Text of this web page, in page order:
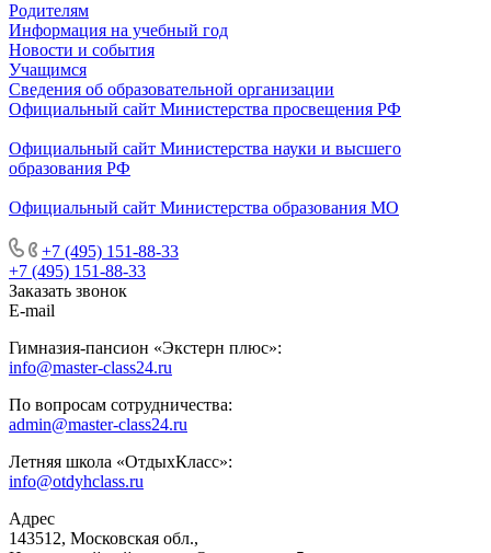
Родителям
Информация на учебный год
Новости и события
Учащимся
Сведения об образовательной организации
Официальный сайт Министерства просвещения РФ
Официальный сайт Министерства науки и высшего
образования РФ
Официальный сайт Министерства образования МО
+7 (495) 151-88-33
+7 (495) 151-88-33
Заказать звонок
E-mail
Гимназия-пансион «Экстерн плюс»:
info@master-class24.ru
По вопросам сотрудничества:
admin@master-class24.ru
Летняя школа «ОтдыхКласс»:
info@otdyhclass.ru
Адрес
143512, Московская обл.,